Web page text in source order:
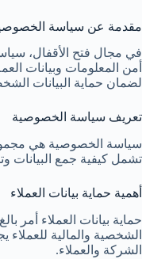
مقدمة عن سياسة
في مجال فتح الأقفال،
أمن المعلومات وبيانات
لضمان حماية البيانات
تعريف سياسة الخصوصية
سياسة الخصوصية هي
تشمل كيفية جمع البيانات
أهمية حماية بيانات العملاء
حماية بيانات العملاء أمر
الشخصية والمالية للعملاء
الشركة والعملاء.